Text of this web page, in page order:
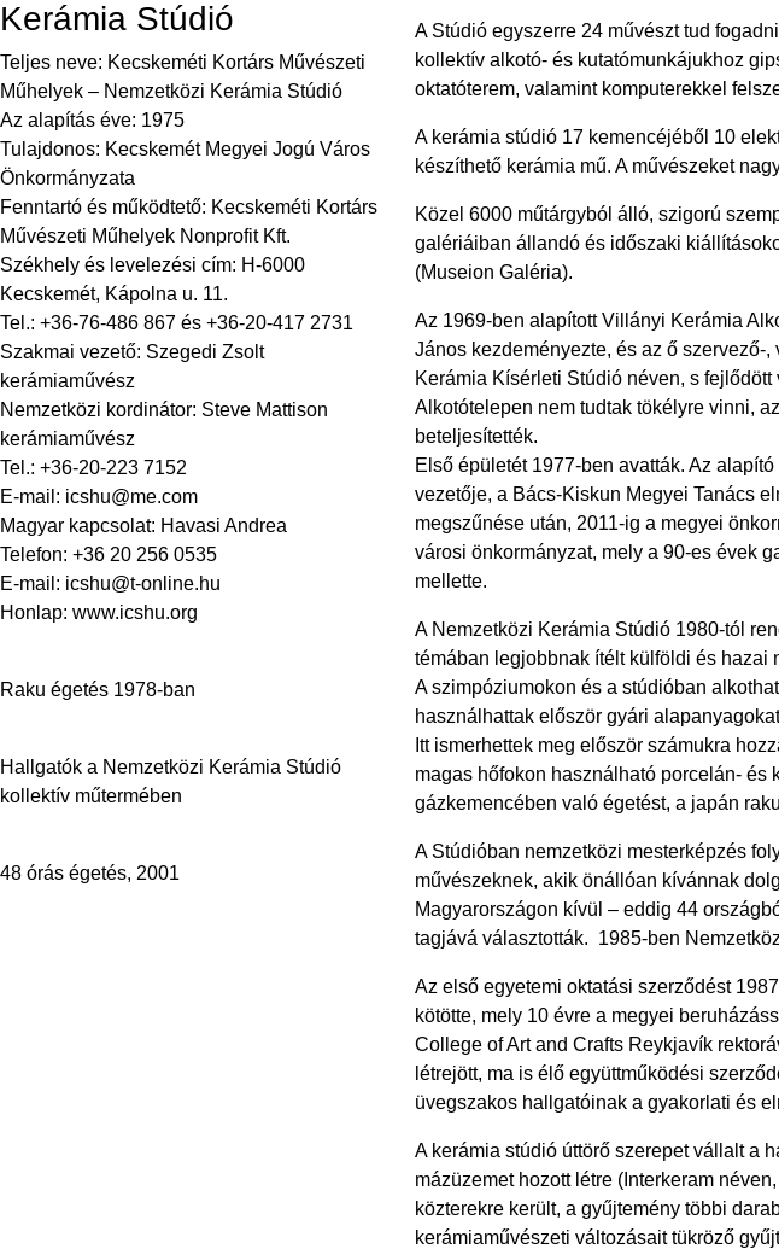
Kerámia Stúdió
Teljes neve: Kecskeméti Kortárs Művészeti
Műhelyek – Nemzetközi Kerámia Stúdió
Az alapítás éve: 1975
Tulajdonos: Kecskemét Megyei Jogú Város
Önkormányzata
Fenntartó és működtető: Kecskeméti Kortárs
Művészeti Műhelyek Nonprofit Kft.
Székhely és levelezési cím: H-6000
Kecskemét, Kápolna u. 11.
Tel.: +36-76-486 867 és +36-20-417 2731
Szakmai vezető: Szegedi Zsolt
kerámiaművész
Nemzetközi kordinátor: Steve Mattison
kerámiaművész
Tel.: +36-20-223 7152
E-mail: icshu@me.com
Magyar kapcsolat: Havasi Andrea
Telefon: +36 20 256 0535
E-mail: icshu@t-online.hu
Honlap: www.icshu.org
Raku égetés 1978-ban
Hallgatók a Nemzetközi Kerámia Stúdió
kollektív műtermében
48 órás égetés, 2001
A Stúdió egyszerre 24 művészt tud
kollektív alkotó- és kutatómunkájukhoz
oktatóterem, valamint komputerekkel
A kerámia stúdió 17 kemencéjéből 10
készíthető kerámia mű. A művészeket
Közel 6000 műtárgyból álló, szigorú
galériáiban állandó és időszaki
(Museion Galéria).
Az 1969-ben alapított Villányi Kerámia
János kezdeményezte, és az ő szervező-
Kerámia Kísérleti Stúdió néven, s
Alkotótelepen nem tudtak tökélyre vinni,
beteljesítették.
Első épületét 1977-ben avatták. Az
vezetője, a Bács-Kiskun Megyei Tanács
megszűnése után, 2011-ig a megyei
városi önkormányzat, mely a 90-es évek
mellette.
A Nemzetközi Kerámia Stúdió 1980-tól
témában legjobbnak ítélt külföldi és hazai
A szimpóziumokon és a stúdióban
használhattak először gyári
Itt ismerhettek meg először számukra
magas hőfokon használható porcelán- és
gázkemencében való égetést, a japán
A Stúdióban nemzetközi mesterképzés
művészeknek, akik önállóan kívánnak
Magyarországon kívül – eddig 44
tagjává választották. 1985-ben
Az első egyetemi oktatási szerződést
kötötte, mely 10 évre a megyei
College of Art and Crafts Reykjavík
létrejött, ma is élő együttműködési
üvegszakos hallgatóinak a gyakorlati és
A kerámia stúdió úttörő szerepet vállalt a
mázüzemet hozott létre (Interkeram
közterekre került, a gyűjtemény többi
kerámiaművészeti változásait tükröző